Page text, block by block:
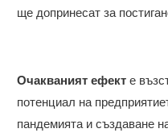
ще допринесат за
Очакваният ефект е
потенциал на
пандемията и създаване